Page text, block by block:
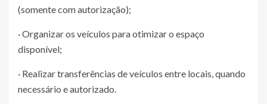
(somente com autorização);
· Organizar os veículos para otimizar o espaço
disponível;
· Realizar transferências de veículos entre locais, quando
necessário e autorizado.